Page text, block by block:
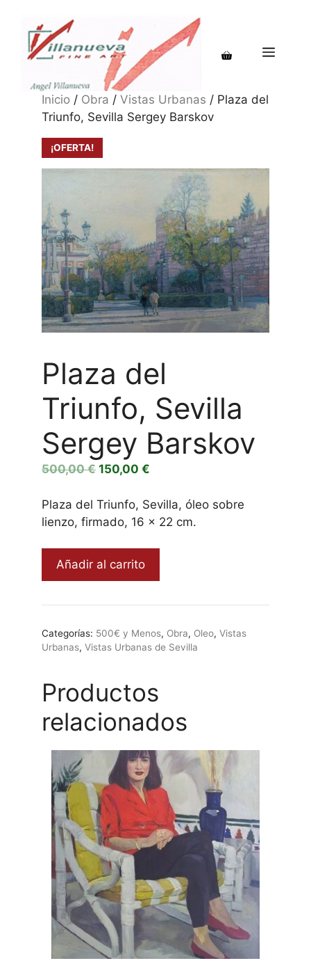
contenido
MENÚ
Inicio / Obra / Vistas Urbanas / Plaza del
Triunfo, Sevilla Sergey Barskov
¡OFERTA!
Plaza del
Triunfo, Sevilla
Sergey Barskov
500,00€ El
original
era:
150,00 €
actual
es:
Plaza del Triunfo, Sevilla, óleo sobre
lienzo, firmado, 16 x 22 cm.
Plaza
Sevilla
Sergey
Barskov
Añadir al carrito
Categorías: 500€ y Menos, Obra, Oleo, Vistas
Urbanas, Vistas Urbanas de Sevilla
Productos
relacionados